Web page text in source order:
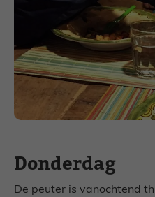
Donderdag
De peuter is vanochtend